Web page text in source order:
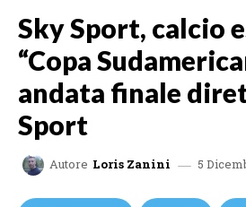
Sky Sport, calcio
“Copa
andata finale
Sport
Autore Loris Zanini 5